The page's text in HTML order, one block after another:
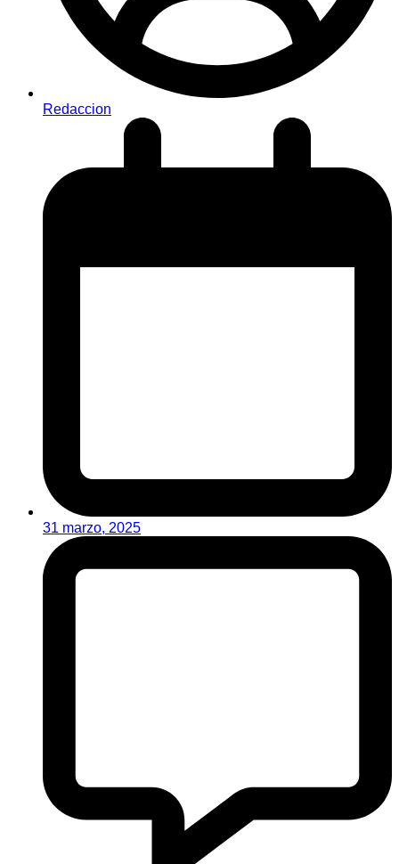
Redaccion
31 marzo, 2025